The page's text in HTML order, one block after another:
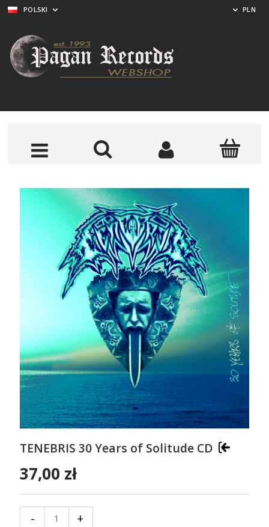
POLSKI PLN
TENEBRIS 30 Years of Solitude CD
37,00 zł
- +